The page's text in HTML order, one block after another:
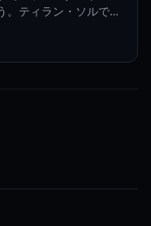
。ティラン・ソルでの